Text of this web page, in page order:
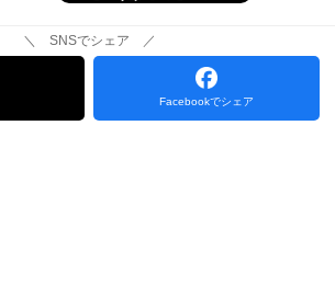
＼ SNSでシェア ／
Facebookでシェア